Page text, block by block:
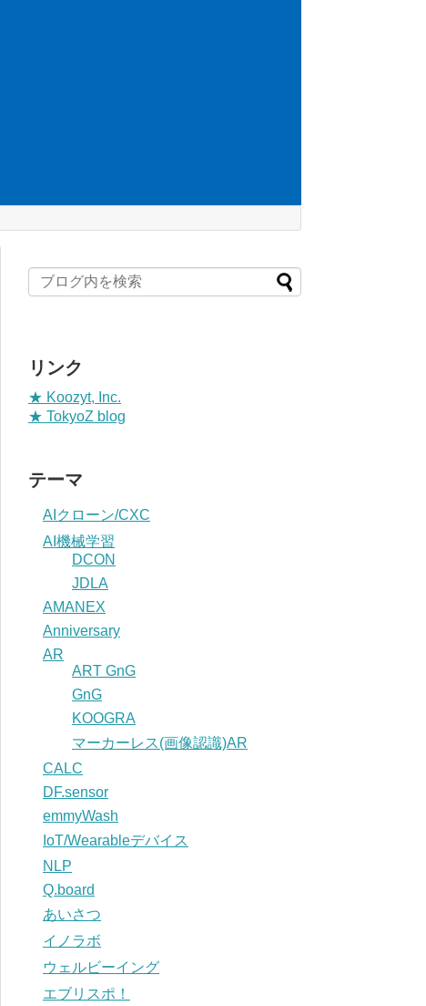
リンク
★ Koozyt, Inc.
★ TokyoZ blog
テーマ
AIクローン/CXC
AI機械学習
DCON
JDLA
AMANEX
Anniversary
AR
ART GnG
GnG
KOOGRA
マーカーレス(画像認識)AR
CALC
DF.sensor
emmyWash
IoT/Wearableデバイス
NLP
Q.board
あいさつ
イノラボ
ウェルビーイング
エブリスポ！